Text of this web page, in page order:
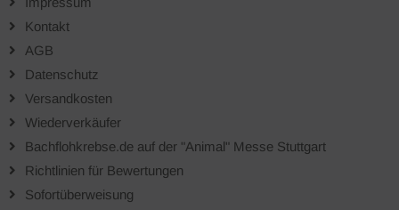
Kontakt
AGB
Datenschutz
Versandkosten
Wiederverkäufer
Bachflohkrebse.de auf der "Animal" Messe Stuttgart
Richtlinien für Bewertungen
Sofortüberweisung